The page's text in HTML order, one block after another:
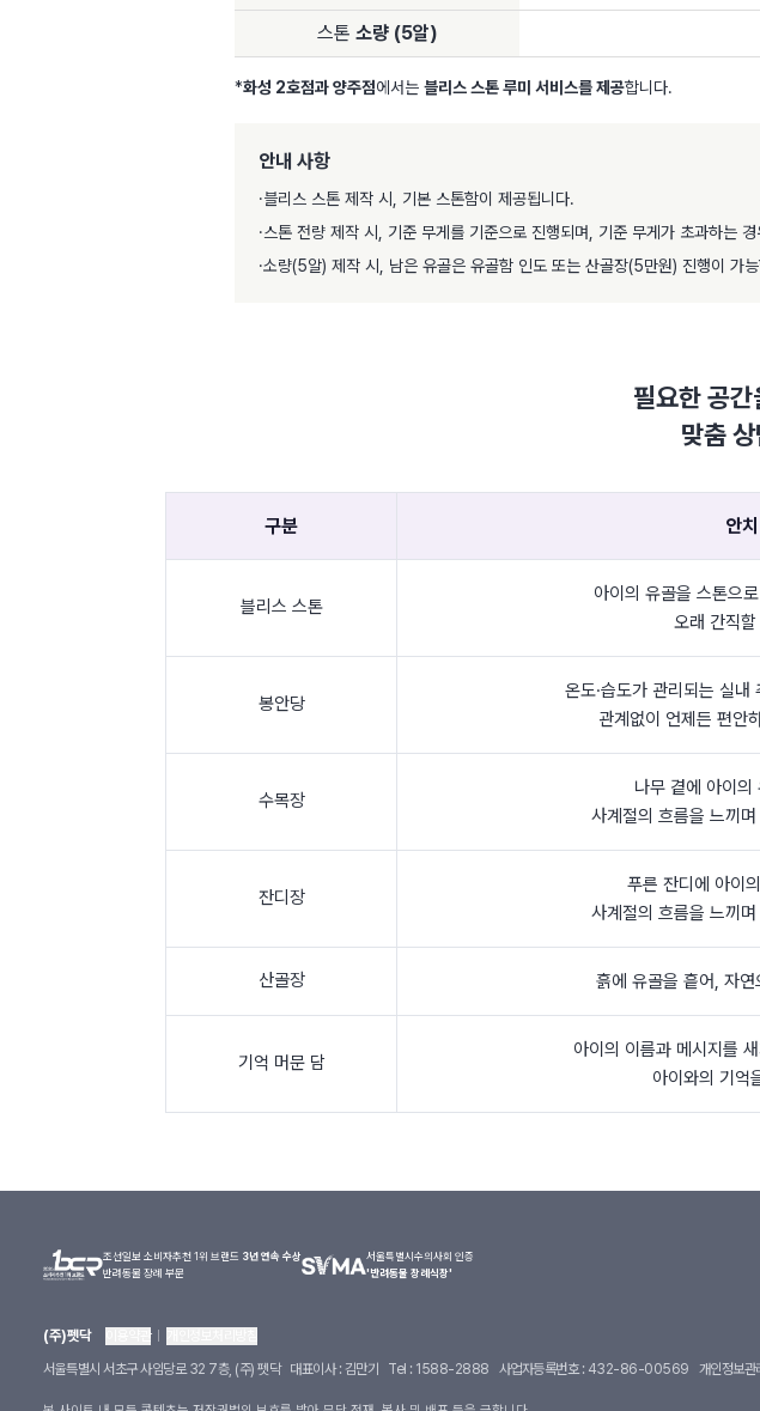
스톤 소량 (5알)
*화성 2호점과 양주점에서는 블리스 스톤 루미 서비스를제공합니다.
안내 사항
·블리스 스톤 제작 시, 기본 스톤함이 제공됩니다.
·스톤 전량 제작 시, 기준 무게를 기준으로 진행되며, 기준 무게가 초과하는
·소량(5알) 제작 시, 남은 유골은 유골함 인도 또는 산골장(5만원) 진행이 가
필요한 공
맞춤
구분 안
블리스 스톤
아이의 유골을 스톤으
오래 간직
봉안당
온도·습도가 관리되는 실내
관계없이 언제든 편안
수목장
나무 곁에 아이의
사계절의 흐름을 느끼
잔디장
푸른 잔디에 아이
사계절의 흐름을 느끼
산골장 흙에 유골을 흩어, 자
기억 머문 담
아이의 이름과 메시지를
아이와의 기억
조선일보 소비자추천 1위 브랜드 3년 연속 수상
반려동물 장례 부문
서울특별시수의사회 인증
'반려동물 장례식장'
(주)펫닥
서울특별시 서초구 사임당로 32 7층, (주) 펫닥
대표이사 : 김만기 Tel : 1588-2888 사업자등록번호 : 432-86-00569 개인정보관